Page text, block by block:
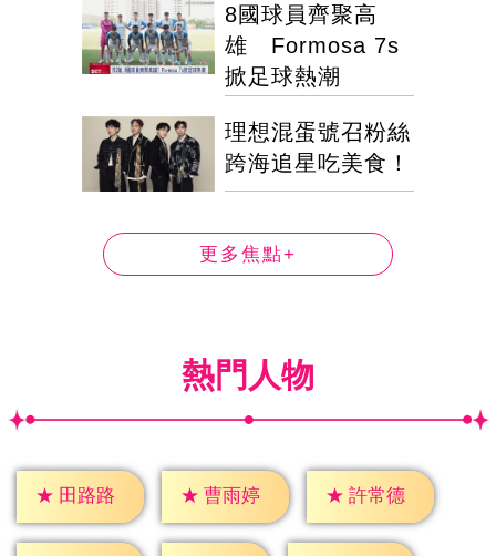
8國球員齊聚高
雄 Formosa 7s
掀足球熱潮
理想混蛋號召粉絲
跨海追星吃美食！
更多焦點+
熱門人物
★ 田路路 ★ 曹雨婷 ★ 許常德